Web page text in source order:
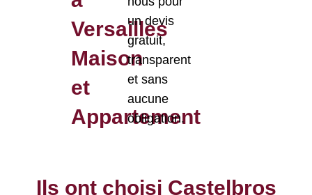
Versailles
Maison
et
Appartement
un devis
gratuit,
transparent
et sans
aucune
obligation.
Ils ont choisi Castelbros